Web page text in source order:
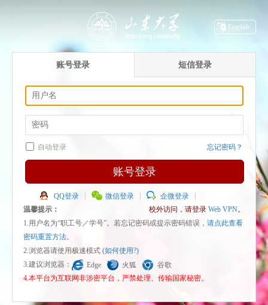
English
账号登录 短信登录
自动登录 忘记密码？
账号登录
QQ登录 微信登录
企微登录
温馨提示：
校外访问，请登录 Web VPN。
1.用户名为“职工号／学号”。若忘记密码或提示密码错误， 请点此查看
密码重置方法。
2.浏览器请使用极速模式 (如何使用?)
3.建议浏览器：
Edge 火狐
谷歌
4.本平台为互联网非涉密平台，严禁处理、传输国家秘密。